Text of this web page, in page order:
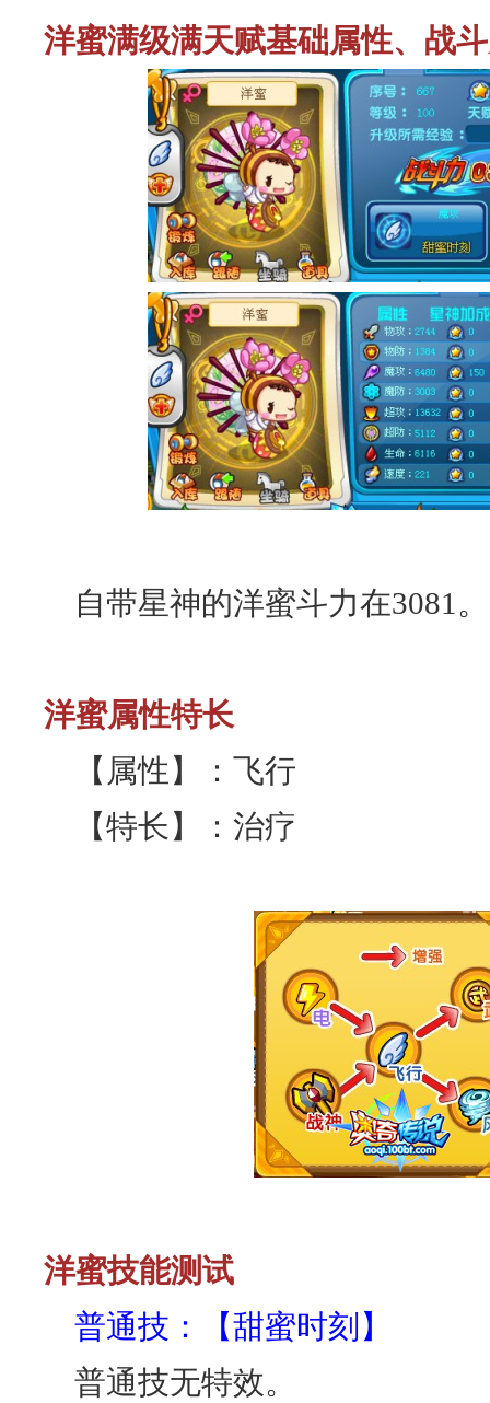
洋蜜满级满天赋基础属性、战
自带星神的洋蜜斗力在3081。
洋蜜属性特长
【属性】：飞行
【特长】：治疗
洋蜜技能测试
普通技：【甜蜜时刻】
普通技无特效。